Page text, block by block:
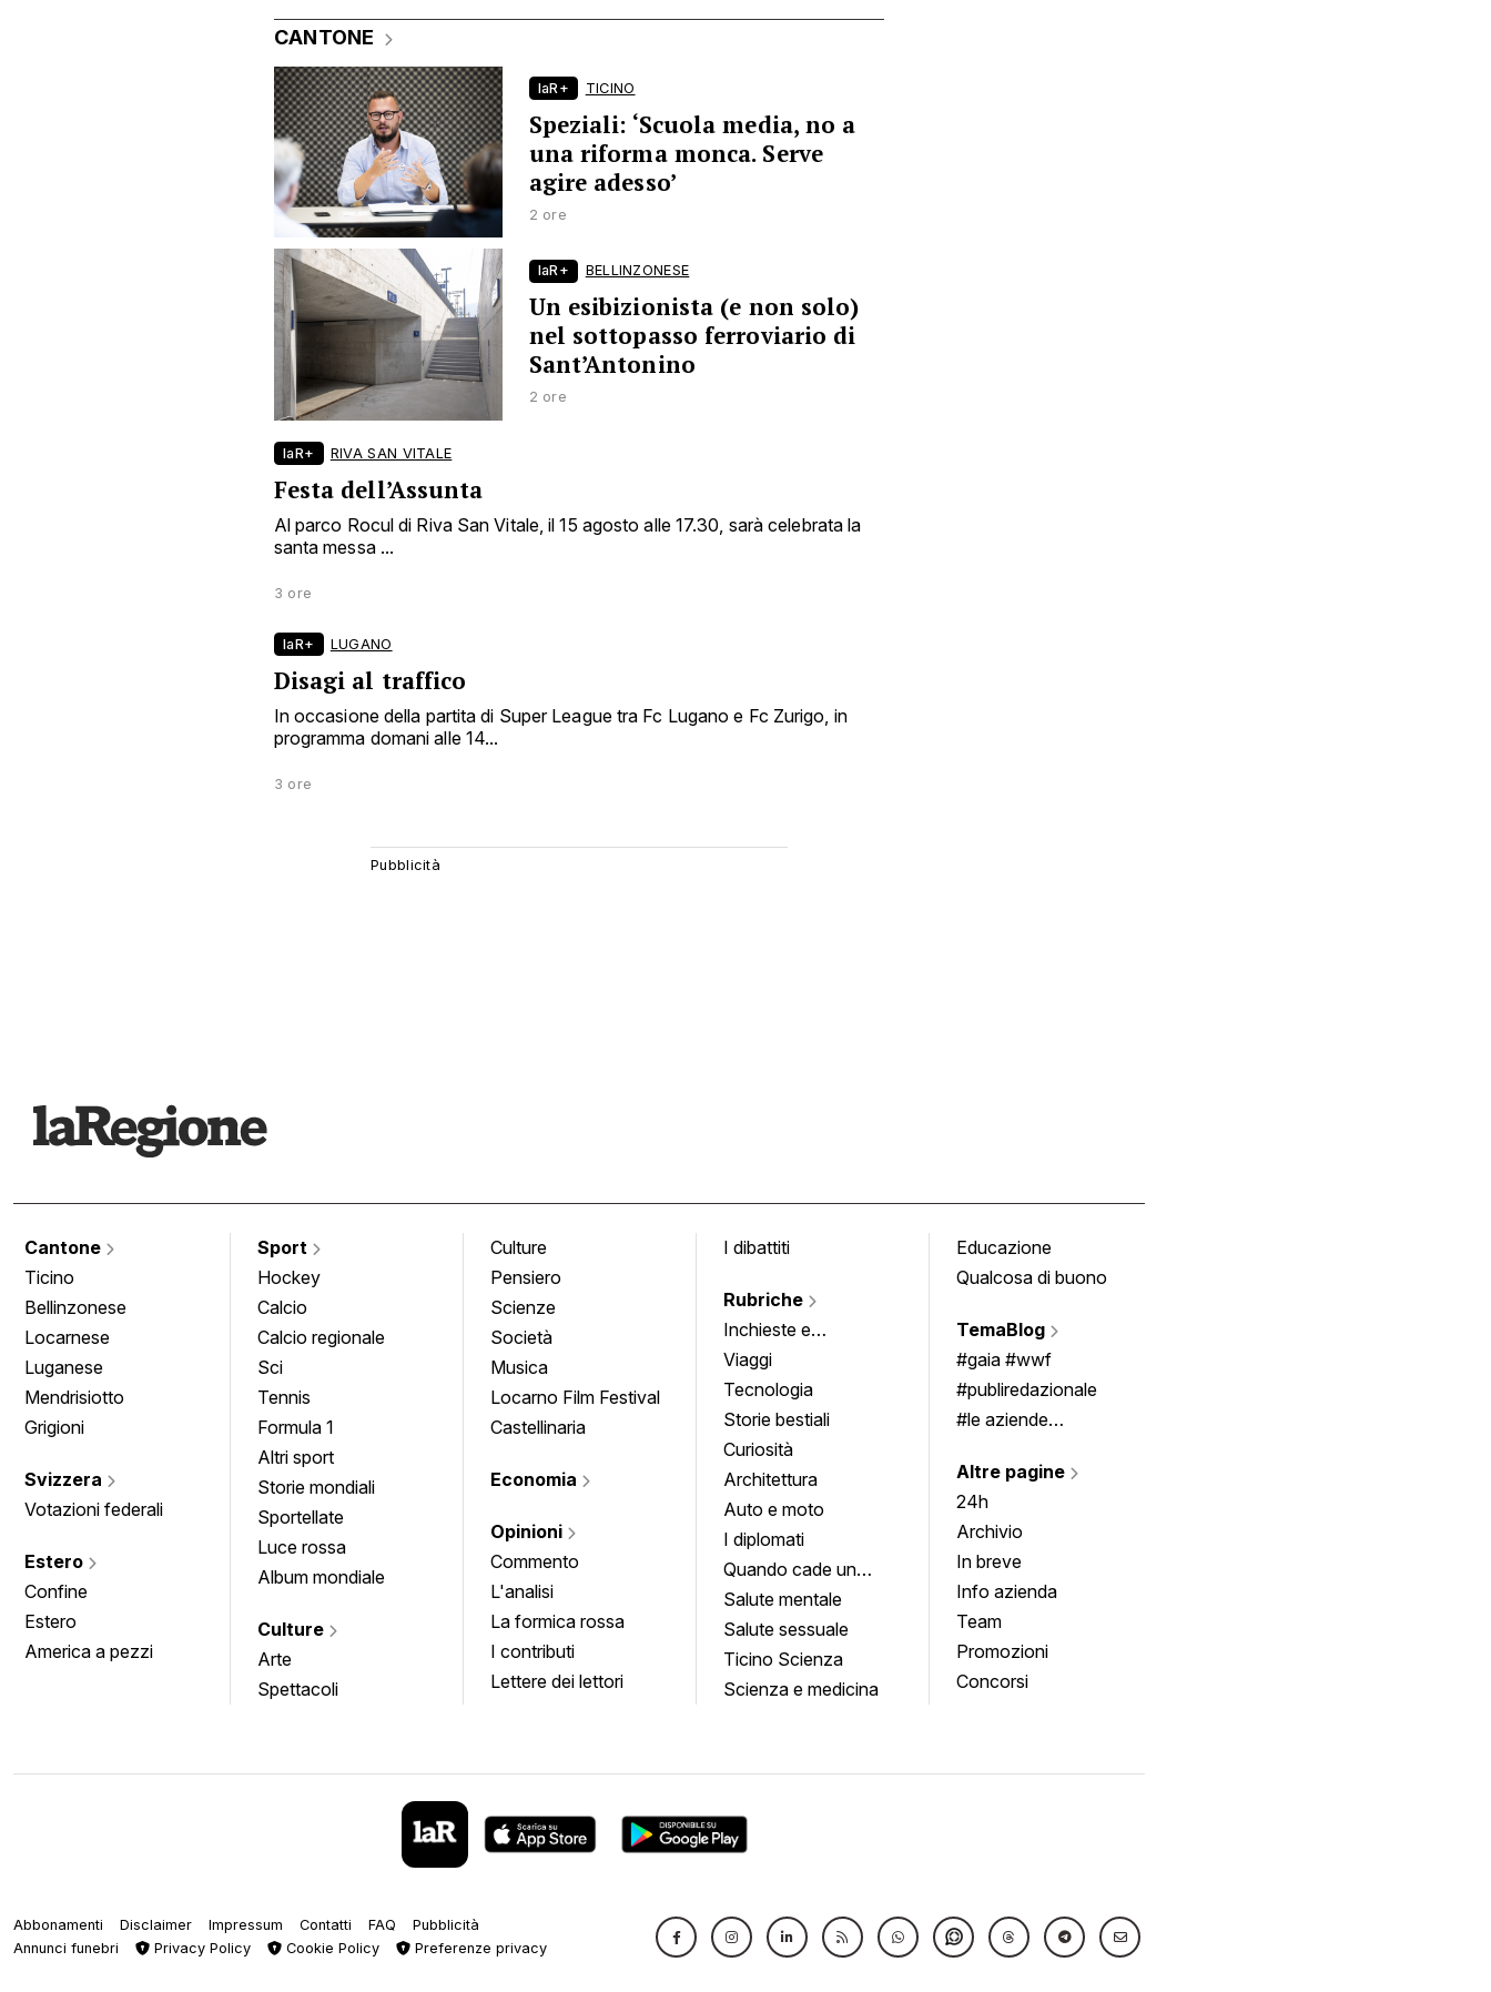
CANTONE
laR+ TICINO
Speziali: ‘Scuola media, no a
una riforma monca. Serve
agire adesso’
2 ore
laR+ BELLINZONESE
Un esibizionista (e non solo)
nel sottopasso ferroviario di
Sant’Antonino
2 ore
laR+ RIVA SAN VITALE
Festa dell’Assunta
Al parco Rocul di Riva San Vitale, il 15 agosto alle 17.30, sarà celebrata la
santa messa ...
3 ore
laR+ LUGANO
Disagi al traffico
In occasione della partita di Super League tra Fc Lugano e Fc Zurigo, in
programma domani alle 14...
3 ore
Cantone
Ticino
Bellinzonese
Locarnese
Luganese
Mendrisiotto
Grigioni
Svizzera
Votazioni federali
Estero
Confine
Estero
America a pezzi
Sport
Hockey
Calcio
Calcio regionale
Sci
Tennis
Formula 1
Altri sport
Storie mondiali
Sportellate
Luce rossa
Album mondiale
Culture
Arte
Spettacoli
Culture
Pensiero
Scienze
Società
Musica
Locarno Film Festival
Castellinaria
Economia
Opinioni
Commento
L'analisi
La formica rossa
I contributi
Lettere dei lettori
I dibattiti
Rubriche
Inchieste e
approfondimenti
Viaggi
Tecnologia
Storie bestiali
Curiosità
Architettura
Auto e moto
I diplomati
Quando cade un
quadro
Salute mentale
Salute sessuale
Ticino Scienza
Scienza e medicina
Educazione
Qualcosa di buono
TemaBlog
#gaia #wwf
#publiredazionale
#le aziende
Altre pagine
24h
Archivio
In breve
Info azienda
Team
Promozioni
Concorsi
Abbonamenti Disclaimer Impressum Contatti FAQ
Pubblicità
Annunci funebri
Privacy Policy Cookie Policy Preferenze privacy